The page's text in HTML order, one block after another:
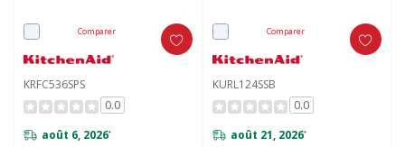
Comparer
KRFC536SPS
0.0
août 6, 2026*
Comparer
KURL124SSB
0.0
août 21, 2026*